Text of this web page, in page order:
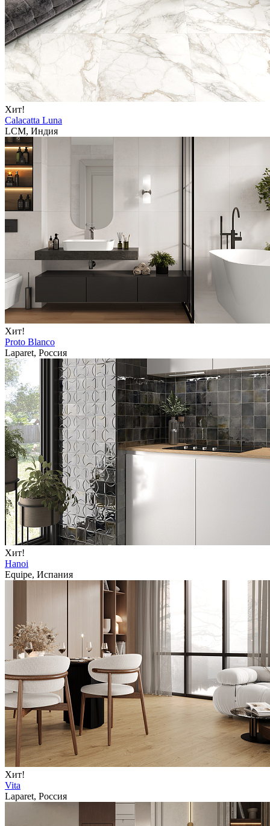
Хит!
Calacatta Luna
LCM, Индия
Хит!
Proto Blanco
Laparet, Россия
Хит!
Hanoi
Equipe, Испания
Хит!
Vita
Laparet, Россия